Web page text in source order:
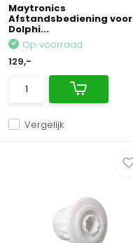
Maytronics
Afstandsbediening voor
Dolphi...
Vergelijk
Op voorraad
129,-